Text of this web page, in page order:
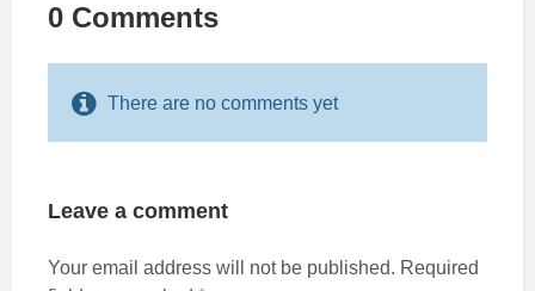
0 Comments
There are no comments yet
Leave a comment
Your email address will not be published. Required